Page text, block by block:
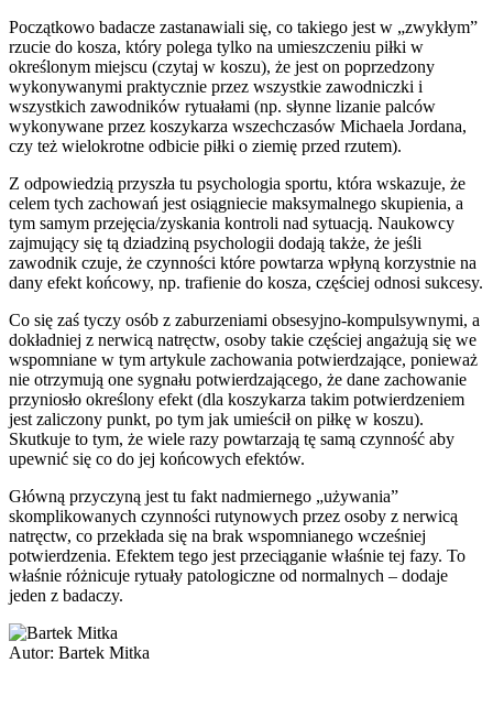
Początkowo badacze zastanawiali się, co takiego jest w „zwykłym”
rzucie do kosza, który polega tylko na umieszczeniu piłki w
określonym miejscu (czytaj w koszu), że jest on poprzedzony
wykonywanymi praktycznie przez wszystkie zawodniczki i
wszystkich zawodników rytuałami (np. słynne lizanie palców
wykonywane przez koszykarza wszechczasów Michaela Jordana,
czy też wielokrotne odbicie piłki o ziemię przed rzutem).
Z odpowiedzią przyszła tu psychologia sportu, która wskazuje, że
celem tych zachowań jest osiągniecie maksymalnego skupienia, a
tym samym przejęcia/zyskania kontroli nad sytuacją. Naukowcy
zajmujący się tą dziadziną psychologii dodają także, że jeśli
zawodnik czuje, że czynności które powtarza wpłyną korzystnie na
dany efekt końcowy, np. trafienie do kosza, częściej odnosi sukcesy.
Co się zaś tyczy osób z zaburzeniami obsesyjno-kompulsywnymi, a
dokładniej z nerwicą natręctw, osoby takie częściej angażują się we
wspomniane w tym artykule zachowania potwierdzające, ponieważ
nie otrzymują one sygnału potwierdzającego, że dane zachowanie
przyniosło określony efekt (dla koszykarza takim potwierdzeniem
jest zaliczony punkt, po tym jak umieścił on piłkę w koszu).
Skutkuje to tym, że wiele razy powtarzają tę samą czynność aby
upewnić się co do jej końcowych efektów.
Główną przyczyną jest tu fakt nadmiernego „używania”
skomplikowanych czynności rutynowych przez osoby z nerwicą
natręctw, co przekłada się na brak wspomnianego wcześniej
potwierdzenia. Efektem tego jest przeciąganie właśnie tej fazy. To
właśnie różnicuje rytuały patologiczne od normalnych – dodaje
jeden z badaczy.
Autor: Bartek Mitka